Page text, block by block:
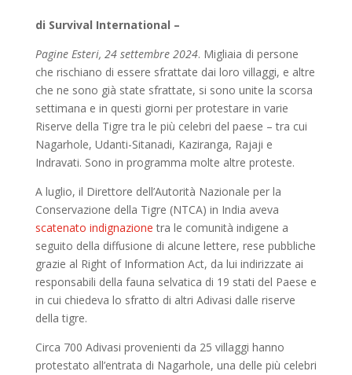
di Survival International –
Pagine Esteri, 24 settembre 2024. Migliaia di persone
che rischiano di essere sfrattate dai loro villaggi, e altre
che ne sono già state sfrattate, si sono unite la scorsa
settimana e in questi giorni per protestare in varie
Riserve della Tigre tra le più celebri del paese – tra cui
Nagarhole, Udanti-Sitanadi, Kaziranga, Rajaji e
Indravati. Sono in programma molte altre proteste.
A luglio, il Direttore dell’Autorità Nazionale per la
Conservazione della Tigre (NTCA) in India aveva
scatenato indignazione tra le comunità indigene a
seguito della diffusione di alcune lettere, rese pubbliche
grazie al Right of Information Act, da lui indirizzate ai
responsabili della fauna selvatica di 19 stati del Paese e
in cui chiedeva lo sfratto di altri Adivasi dalle riserve
della tigre.
Circa 700 Adivasi provenienti da 25 villaggi hanno
protestato all’entrata di Nagarhole, una delle più celebri